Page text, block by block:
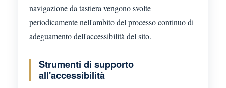
navigazione da tastiera vengono svolte
periodicamente nell'ambito del processo continuo di
adeguamento dell'accessibilità del sito.
Strumenti di supporto
all'accessibilità